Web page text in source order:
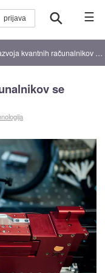
☰
računalnikov se prebija tudi fotonski pristop
se